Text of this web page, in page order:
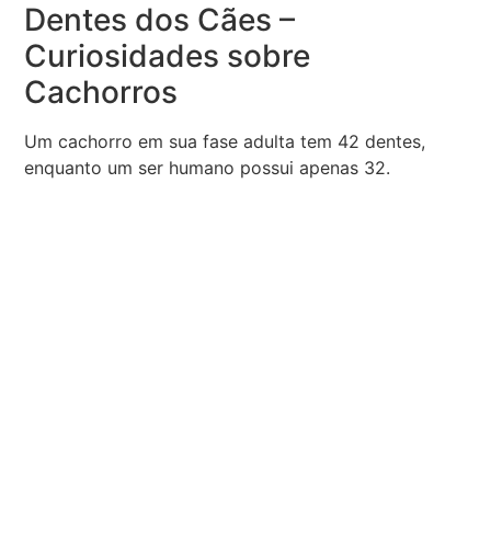
Dentes dos Cães –
Curiosidades sobre
Cachorros
Um cachorro em sua fase adulta tem 42 dentes,
enquanto um ser humano possui apenas 32.